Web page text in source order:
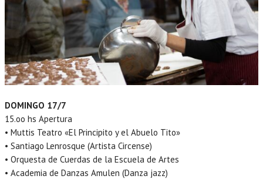
DOMINGO 17/7
15.oo hs Apertura
• Muttis Teatro «El Principito y el Abuelo Tito»
• Santiago Lenrosque (Artista Circense)
• Orquesta de Cuerdas de la Escuela de Artes
• Academia de Danzas Amulen (Danza jazz)